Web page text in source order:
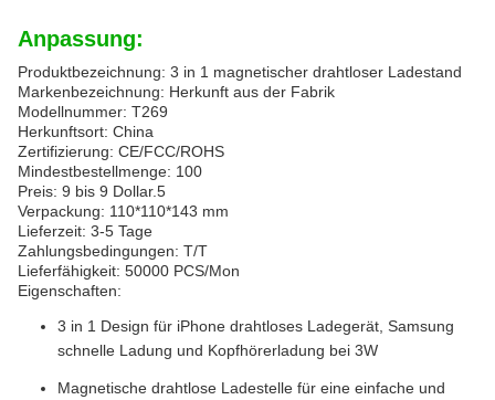
Anpassung:
Produktbezeichnung: 3 in 1 magnetischer drahtloser Ladestand
Markenbezeichnung: Herkunft aus der Fabrik
Modellnummer: T269
Herkunftsort: China
Zertifizierung: CE/FCC/ROHS
Mindestbestellmenge: 100
Preis: 9 bis 9 Dollar.5
Verpackung: 110*110*143 mm
Lieferzeit: 3-5 Tage
Zahlungsbedingungen: T/T
Lieferfähigkeit: 50000 PCS/Mon
Eigenschaften:
3 in 1 Design für iPhone drahtloses Ladegerät, Samsung
schnelle Ladung und Kopfhörerladung bei 3W
Magnetische drahtlose Ladestelle für eine einfache und